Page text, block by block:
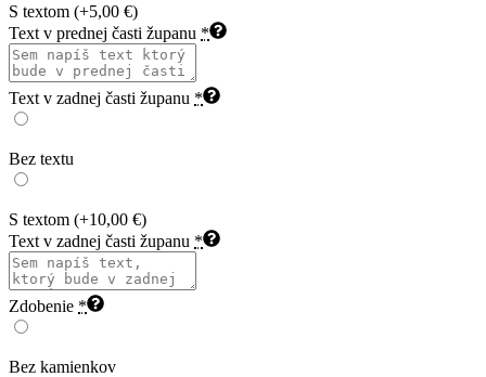
S textom (+5,00 €)
Text v prednej časti županu *
Text v zadnej časti županu *
Bez textu
S textom (+10,00 €)
Text v zadnej časti županu *
Zdobenie *
Bez kamienkov